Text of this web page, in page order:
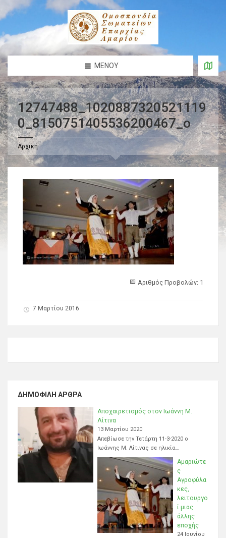
ΜΕΝΟΎ
12747488_1020887320521119
0_8150751405536200467_o
Αρχική
Αριθμός Προβολών: 1
7 Μαρτίου 2016
ΔΗΜΟΦΙΛΉ ΆΡΘΡΑ
Αποχαιρετισμός στον Ιωάννη Μ.
Λίτινα
13 Μαρτίου 2020
Απεβίωσε την Τετάρτη 11-3-2020 ο
Ιωάννης Μ. Λίτινας σε ηλικία…
Αμαριώτε
ς
Αγροφύλα
κες,
λειτουργο
ί μιας
άλλης
εποχής
24 Ιουνίου